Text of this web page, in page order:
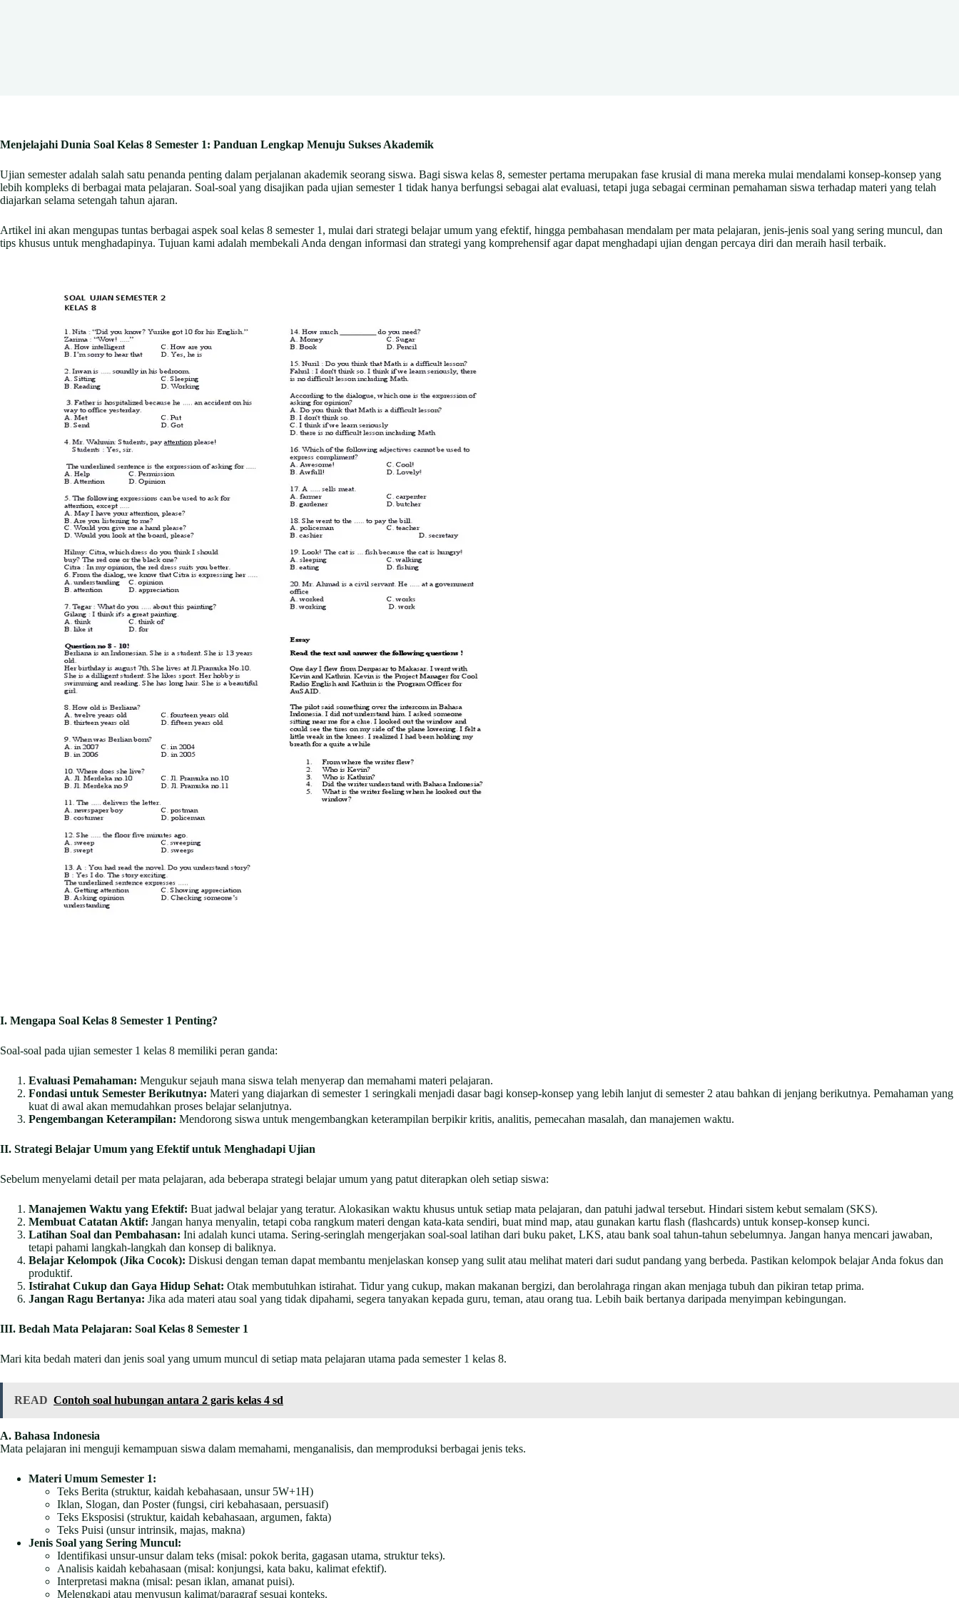
Menjelajahi Dunia Soal Kelas 8 Semester 1: Panduan Lengkap Menuju Sukses Akademik
Ujian semester adalah salah satu penanda penting dalam perjalanan akademik seorang siswa. Bagi siswa kelas 8, semester pertama merupakan fase krusial di mana mereka mulai mendalami konsep-konsep yang
lebih kompleks di berbagai mata pelajaran. Soal-soal yang disajikan pada ujian semester 1 tidak hanya berfungsi sebagai alat evaluasi, tetapi juga sebagai cerminan pemahaman siswa terhadap materi yang telah
diajarkan selama setengah tahun ajaran.
Artikel ini akan mengupas tuntas berbagai aspek soal kelas 8 semester 1, mulai dari strategi belajar umum yang efektif, hingga pembahasan mendalam per mata pelajaran, jenis-jenis soal yang sering muncul, dan
tips khusus untuk menghadapinya. Tujuan kami adalah membekali Anda dengan informasi dan strategi yang komprehensif agar dapat menghadapi ujian dengan percaya diri dan meraih hasil terbaik.
I. Mengapa Soal Kelas 8 Semester 1 Penting?
Soal-soal pada ujian semester 1 kelas 8 memiliki peran ganda:
Evaluasi Pemahaman: Mengukur sejauh mana siswa telah menyerap dan memahami materi pelajaran.
Fondasi untuk Semester Berikutnya: Materi yang diajarkan di semester 1 seringkali menjadi dasar bagi konsep-konsep yang lebih lanjut di semester 2 atau bahkan di jenjang berikutnya. Pemahaman yang
kuat di awal akan memudahkan proses belajar selanjutnya.
Pengembangan Keterampilan: Mendorong siswa untuk mengembangkan keterampilan berpikir kritis, analitis, pemecahan masalah, dan manajemen waktu.
II. Strategi Belajar Umum yang Efektif untuk Menghadapi Ujian
Sebelum menyelami detail per mata pelajaran, ada beberapa strategi belajar umum yang patut diterapkan oleh setiap siswa:
Manajemen Waktu yang Efektif: Buat jadwal belajar yang teratur. Alokasikan waktu khusus untuk setiap mata pelajaran, dan patuhi jadwal tersebut. Hindari sistem kebut semalam (SKS).
Membuat Catatan Aktif: Jangan hanya menyalin, tetapi coba rangkum materi dengan kata-kata sendiri, buat mind map, atau gunakan kartu flash (flashcards) untuk konsep-konsep kunci.
Latihan Soal dan Pembahasan: Ini adalah kunci utama. Sering-seringlah mengerjakan soal-soal latihan dari buku paket, LKS, atau bank soal tahun-tahun sebelumnya. Jangan hanya mencari jawaban,
tetapi pahami langkah-langkah dan konsep di baliknya.
Belajar Kelompok (Jika Cocok): Diskusi dengan teman dapat membantu menjelaskan konsep yang sulit atau melihat materi dari sudut pandang yang berbeda. Pastikan kelompok belajar Anda fokus dan
produktif.
Istirahat Cukup dan Gaya Hidup Sehat: Otak membutuhkan istirahat. Tidur yang cukup, makan makanan bergizi, dan berolahraga ringan akan menjaga tubuh dan pikiran tetap prima.
Jangan Ragu Bertanya: Jika ada materi atau soal yang tidak dipahami, segera tanyakan kepada guru, teman, atau orang tua. Lebih baik bertanya daripada menyimpan kebingungan.
III. Bedah Mata Pelajaran: Soal Kelas 8 Semester 1
Mari kita bedah materi dan jenis soal yang umum muncul di setiap mata pelajaran utama pada semester 1 kelas 8.
READ Contoh soal hubungan antara 2 garis kelas 4 sd
A. Bahasa Indonesia
Mata pelajaran ini menguji kemampuan siswa dalam memahami, menganalisis, dan memproduksi berbagai jenis teks.
Materi Umum Semester 1:
Teks Berita (struktur, kaidah kebahasaan, unsur 5W+1H)
Iklan, Slogan, dan Poster (fungsi, ciri kebahasaan, persuasif)
Teks Eksposisi (struktur, kaidah kebahasaan, argumen, fakta)
Teks Puisi (unsur intrinsik, majas, makna)
Jenis Soal yang Sering Muncul:
Identifikasi unsur-unsur dalam teks (misal: pokok berita, gagasan utama, struktur teks).
Analisis kaidah kebahasaan (misal: konjungsi, kata baku, kalimat efektif).
Interpretasi makna (misal: pesan iklan, amanat puisi).
Melengkapi atau menyusun kalimat/paragraf sesuai konteks.